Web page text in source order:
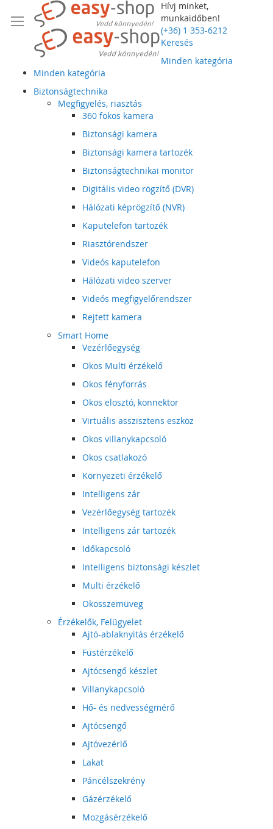
Hívj minket,
munkaidőben!
(+36) 1 353-6212
Keresés
Minden kategória
Minden kategória
Biztonságtechnika
Megfigyelés, riasztás
360 fokos kamera
Biztonsági kamera
Biztonsági kamera tartozék
Biztonságtechnikai monitor
Digitális video rögzítő (DVR)
Hálózati képrögzítő (NVR)
Kaputelefon tartozék
Riasztórendszer
Videós kaputelefon
Hálózati video szerver
Videós megfigyelőrendszer
Rejtett kamera
Smart Home
Vezérlőegység
Okos Multi érzékelő
Okos fényforrás
Okos elosztó, konnektor
Virtuális asszisztens eszköz
Okos villanykapcsoló
Okos csatlakozó
Környezeti érzékelő
Intelligens zár
Vezérlőegység tartozék
Intelligens zár tartozék
Időkapcsoló
Intelligens biztonsági készlet
Multi érzékelő
Okosszemüveg
Érzékelők, Felügyelet
Ajtó-ablaknyitás érzékelő
Füstérzékelő
Ajtócsengő készlet
Villanykapcsoló
Hő- és nedvességmérő
Ajtócsengő
Ajtóvezérlő
Lakat
Páncélszekrény
Gázérzékelő
Mozgásérzékelő